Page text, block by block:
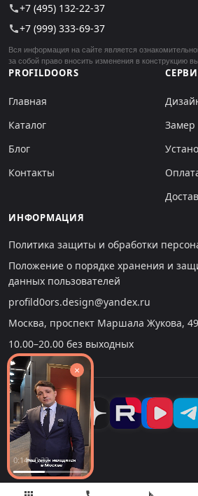
call+7 (495) 132-22-37
call+7 (999) 333-69-37
Вся информация на сайте является
за собой право вносить изменения в конструкцию
PROFILDOORS
Главная
Каталог
Блог
Контакты
Замер
ИНФОРМАЦИЯ
Политика защиты и обработки
Положение о порядке хранения и
данных пользователей
profild0ors.design@yandex.ru
Москва, проспект Маршала Жукова, 49
10.00–20.00 без выходных
0:14 : 0:32
×